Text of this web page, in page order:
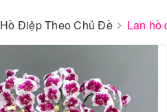
Hồ Điệp Theo Chủ Đề Lan hồ